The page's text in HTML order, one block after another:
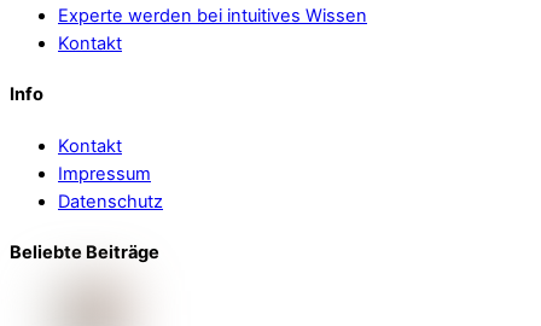
Experte werden bei intuitives Wissen
Kontakt
Info
Kontakt
Impressum
Datenschutz
Beliebte Beiträge